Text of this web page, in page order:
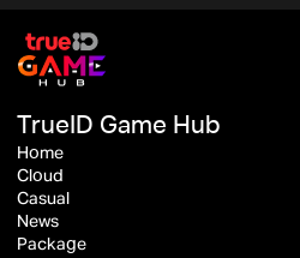
TrueID Game Hub
Home
Cloud
Casual
News
Package